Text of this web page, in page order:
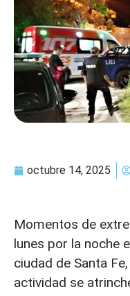
octubre 14, 2025
Momentos de
lunes por la noche
ciudad de Santa
actividad se